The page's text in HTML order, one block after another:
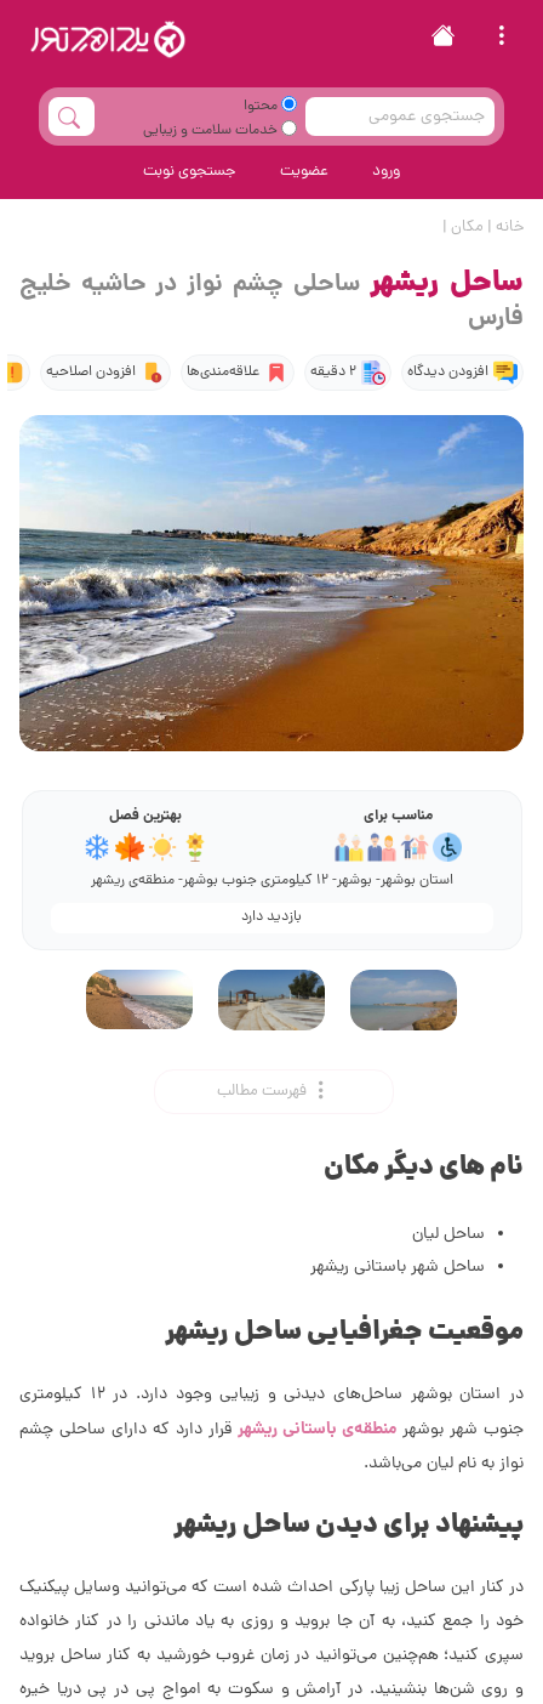
محتوا
خدمات سلامت و زیبایی
ورود عضویت جستجوی نوبت
خانه | مکان |
ساحل ریشهرساحلی چشم نواز در حاشیه خلیج
فارس
افزودن دیدگاه 2 دقیقه علاقه‌مندی‌ها افزودن اصلاحیه
مناسب برای بهترین فصل
استان بوشهر- بوشهر- 12 کیلومتری جنوب بوشهر- منطقه‌‌ی ریشهر
بازدید دارد
فهرست مطالب
نام های دیگر مکان
ساحل لیان
ساحل شهر باستانی ریشهر
موقعیت جغرافیایی ساحل ریشهر
در استان بوشهر ساحل‌های دیدنی و زیبایی وجود دارد. در 12 کیلومتری
جنوب شهر بوشهر منطقه‌ی باستانی ریشهر قرار دارد که دارای ساحلی چشم
نواز به نام لیان می‌باشد.
پیشنهاد برای دیدن ساحل ریشهر
در کنار این ساحل زیبا پارکی احداث شده است که می‌توانید وسایل پیکنیک
خود را جمع کنید، به آن جا بروید و روزی به یاد ماندنی را در کنار خانواده
سپری کنید؛ هم‌چنین می‌توانید در زمان غروب خورشید به کنار ساحل بروید
و روی شن‌ها بنشینید. در آرامش و سکوت به امواج پی در پی دریا خیره